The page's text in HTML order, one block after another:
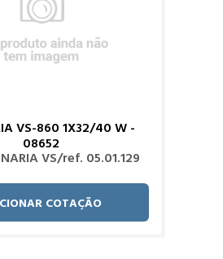
VS-860 1X32/40 W -
08652
VS/ref. 05.01.129
COTAÇÃO